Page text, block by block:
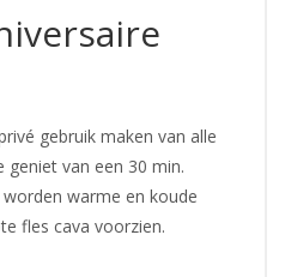
gebruik maken van alle
geniet van een 30 min.
warme en koude
fles cava voorzien.